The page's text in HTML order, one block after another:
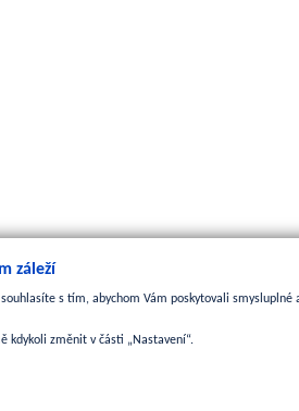
záleží
s tím, abychom Vám poskytovali
kdykoli změnit v části „Nastavení“.